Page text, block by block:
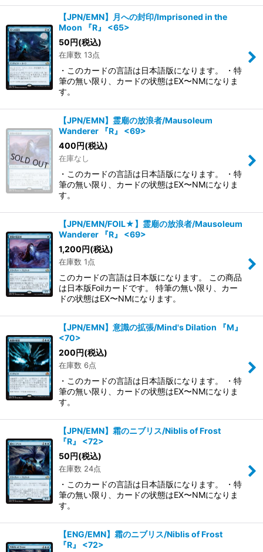
【JPN/EMN】月への封印/Imprisoned in the
Moon 『R』 <65>
50円(税込)
在庫数 13点
・このカードの言語は日本語版になります。 ・特
筆の無い限り、カードの状態はEX〜NMになりま
す。
【JPN/EMN】霊廟の放浪者/Mausoleum
Wanderer 『R』 <69>
400円(税込)
在庫なし
・このカードの言語は日本語版になります。 ・特
筆の無い限り、カードの状態はEX〜NMになりま
す。
【JPN/EMN/FOIL★】霊廟の放浪者/Mausoleum
Wanderer 『R』 <69>
1,200円(税込)
在庫数 1点
このカードの言語は日本版になります。 この商品
は日本版Foilカードです。 特筆の無い限り、カー
ドの状態はEX〜NMになります。
【JPN/EMN】意識の拡張/Mind's Dilation 『M』
<70>
200円(税込)
在庫数 6点
・このカードの言語は日本語版になります。 ・特
筆の無い限り、カードの状態はEX〜NMになりま
す。
【JPN/EMN】霜のニブリス/Niblis of Frost
『R』 <72>
50円(税込)
在庫数 24点
・このカードの言語は日本語版になります。 ・特
筆の無い限り、カードの状態はEX〜NMになりま
す。
【ENG/EMN】霜のニブリス/Niblis of Frost
『R』 <72>